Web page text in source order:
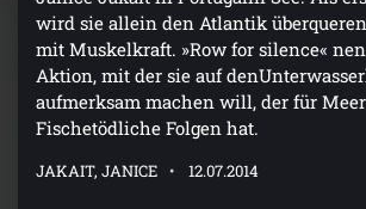
wird sie allein den Atlantik
mit Muskelkraft. »Row for silence«
Aktion, mit der sie auf
aufmerksam machen will, der für
Fischetödliche Folgen hat.
JAKAIT, JANICE 12.07.2014